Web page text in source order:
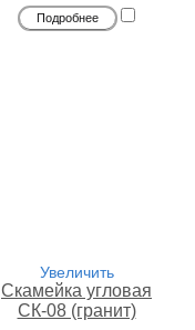
Подробнее
Увеличить
Скамейка угловая
СК-08 (гранит)